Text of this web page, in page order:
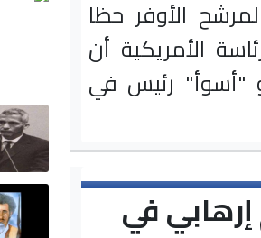
الأوفر حظا
الأمريكية أن
"أسوأ" رئيس في
في